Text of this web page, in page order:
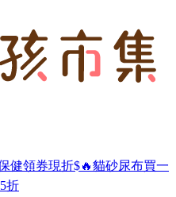
健領券現折$🔥貓砂尿布買一
折